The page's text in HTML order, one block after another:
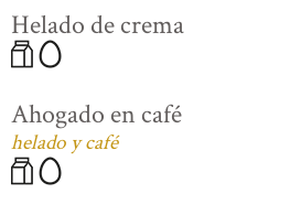
Helado de crema
Ahogado en café
helado y café